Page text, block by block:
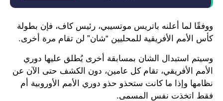
ووفقًا لما أعلنه باتريس موتسيبي، رئيس كاف، فإن بطولة
كأس الأمم الأفريقية للمحليين “شان” لن تقام مرة أخرى.
وسيتم استبدال الشان بمسابقة أخرى يُطلق عليها دوري
الأمم الأفريقي، تقام كل عامين، دون الكشف حتى الآن عن
نظامها وإذا ما كانت ستحذو حذو دوري الأمم الأوروبية أم
فقط اتخذت نفس المسمى.